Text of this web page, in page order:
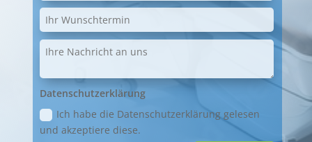
Datenschutzerklärung
Ich habe die Datenschutzerklärung gelesen
und akzeptiere diese.